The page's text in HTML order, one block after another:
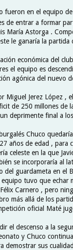
fueron en el equipo
de entrar a formar
María Astorga .
le ganaría la
económica del
el equipo es
agónica del nuevo
Miguel Jerez López ,
de 250 millones de
deprimente final a
Chuco
años de edad , para
celeste en la que
se incorporaría al
del guardameta en el
tuvo que echar
Carnero , pero
más allá de los
oficial Maté
el descenso a la
y Chuco
demostrar sus